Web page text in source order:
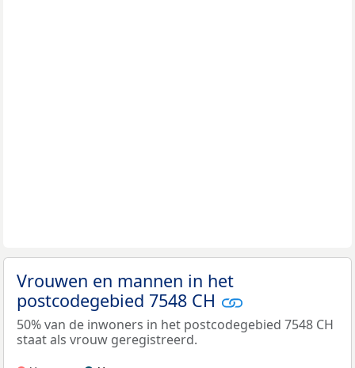
Vrouwen en mannen in het
postcodegebied 7548 CH
50% van de inwoners in het postcodegebied 7548 CH
staat als vrouw geregistreerd.